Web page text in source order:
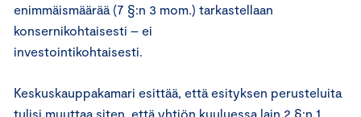
enimmäismäärää (7 §:n 3 mom.) tarkastellaan
konsernikohtaisesti – ei
investointikohtaisesti.
Keskuskauppakamari esittää, että esityksen perusteluita
tulisi muuttaa siten, että yhtiön kuuluessa lain 2 §:n 1